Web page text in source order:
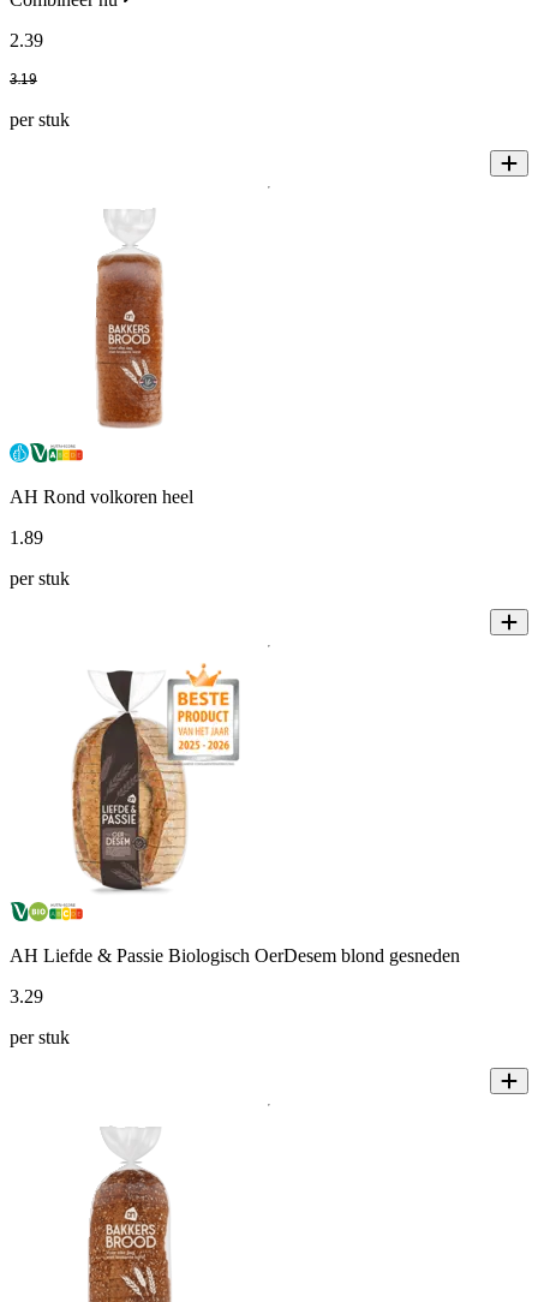
2.39
3.19
per stuk
AH Rond volkoren heel
1.89
per stuk
AH Liefde & Passie Biologisch OerDesem blond gesneden
3.29
per stuk